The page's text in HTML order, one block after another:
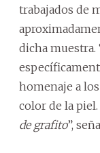
trabajados de
dicha muestra.
homenaje a
color de la
de grafito”,